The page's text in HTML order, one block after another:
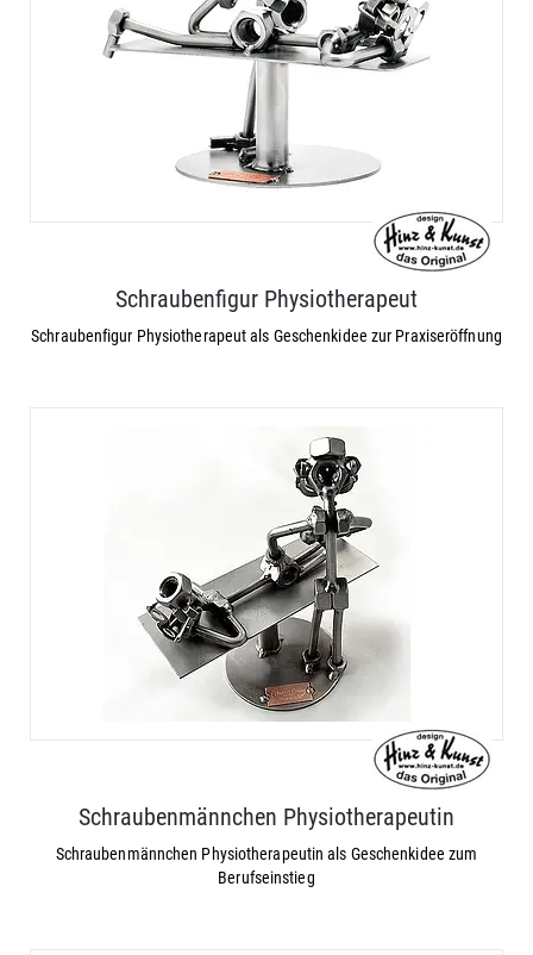
Schraubenfigur Physiotherapeut
Schraubenfigur Physiotherapeut als Geschenkidee zur Praxiseröffnung
Schraubenmännchen Physiotherapeutin
Schraubenmännchen Physiotherapeutin als Geschenkidee zum
Berufseinstieg